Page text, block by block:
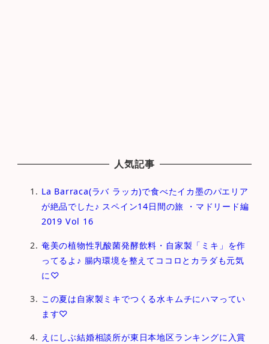
人気記事
La Barraca(ラバ ラッカ)で食べたイカ墨のパエリア
が絶品でした♪ スペイン14日間の旅 ・マドリード編
2019 Vol 16
奄美の植物性乳酸菌発酵飲料・自家製「ミキ」を作
ってるよ♪ 腸内環境を整えてココロとカラダも元気
に♡
この夏は自家製ミキでつくる水キムチにハマってい
ます♡
えにしぶ結婚相談所が東日本地区ランキングに入賞